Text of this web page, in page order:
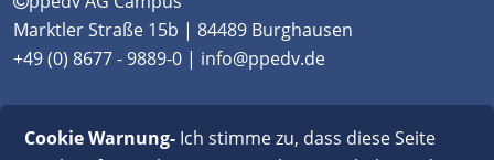
Marktler Straße 15b | 84489 Burghausen
+49 (0) 8677 - 9889-0 | info@ppedv.de
Classroom
Cookie Warnung-Ich stimme zu, dass diese Seite